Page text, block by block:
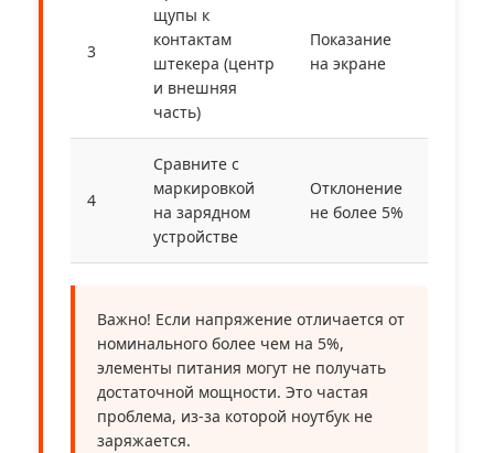
3
щупы к
контактам
штекера (центр
и внешняя
часть)
Показание
на экране
4
Сравните с
маркировкой
на зарядном
устройстве
Отклонение
не более 5%
Важно! Если напряжение отличается от
номинального более чем на 5%,
элементы питания могут не получать
достаточной мощности. Это частая
проблема, из-за которой ноутбук не
заряжается.